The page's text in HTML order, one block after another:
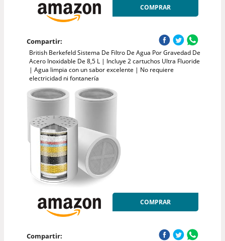
COMPRAR
Compartir:
British Berkefeld Sistema De Filtro De Agua Por Gravedad De
Acero Inoxidable De 8,5 L | Incluye 2 cartuchos Ultra Fluoride
| Agua limpia con un sabor excelente | No requiere
electricidad ni fontanería
COMPRAR
Compartir: